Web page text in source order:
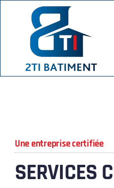
contenu
ACCUEIL
SERVICES
Une entreprise certifiée
SERVICES